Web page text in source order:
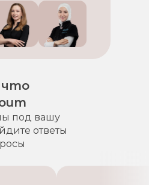
что
под вашу
ответы